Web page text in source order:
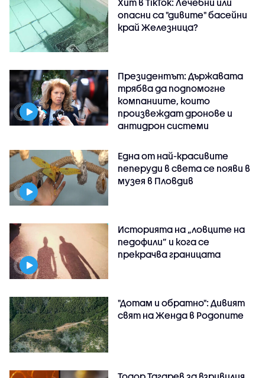
Хит в TikTok: Лечебни или
опасни са "дивите" басейни
край Железница?
Президентът: Държавата
трябва да подпомогне
компаниите, които
произвеждат дронове и
антидрон системи
Една от най-красивите
пеперуди в света се появи в
музея в Пловдив
Историята на „ловците на
педофили” и кога се
прекрачва границата
"Дотам и обратно": Дивият
свят на Женда в Родопите